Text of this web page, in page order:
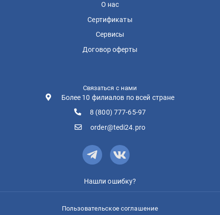
О нас
Сертификаты
Сервисы
Договор оферты
Связаться с нами
Более 10 филиалов по всей стране
8 (800) 777-65-97
order@tedi24.pro
Нашли ошибку?
Пользовательское соглашение